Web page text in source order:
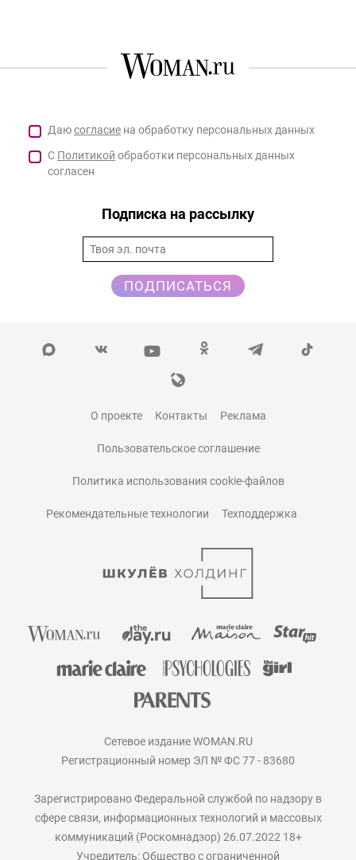
Даюсогласие на обработку персональных данных
С Политикой обработки персональных данных
согласен
Подписка на рассылку
ПОДПИСАТЬСЯ
О проекте Контакты Реклама
Пользовательское соглашение
Политика использования cookie-файлов
Рекомендательные технологии Техподдержка
Сетевое издание WOMAN.RU
Регистрационный номер ЭЛ № ФС 77 - 83680
Зарегистрировано Федеральной службой по надзору в
сфере связи, информационных технологий и массовых
коммуникаций (Роскомнадзор) 26.07.2022 18+
Учредитель: Общество с ограниченной